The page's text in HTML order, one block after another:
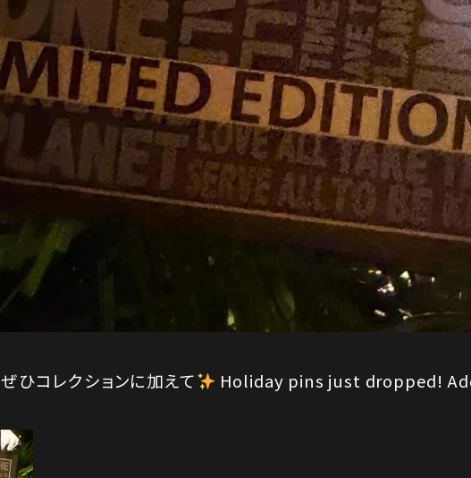
ぜひコレクションに加えて Holiday pins just dropped!